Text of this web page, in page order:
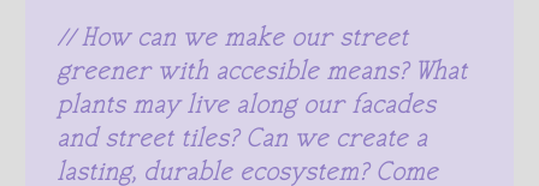
// How can we make our street
greener with accesible means? What
plants may live along our facades
and street tiles? Can we create a
lasting, durable ecosystem? Come